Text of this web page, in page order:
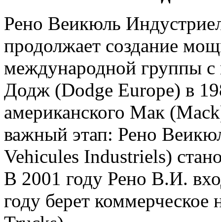
Рено Веикюль
продолжает создание
международной группы с
Додж (Dodge Europe) в
американского Мак
важный этап: Рено
Vehicules Industriels)
В 2001 году Рено В.И.
году берет коммерческое